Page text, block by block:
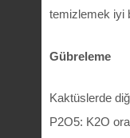
temizlemek iyi
Gübreleme
Kaktüslerde
P2O5: K2O